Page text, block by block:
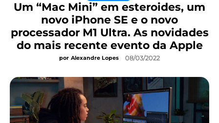
Um “Mac Mini” em esteroides, um
novo iPhone SE e o novo
processador M1 Ultra. As novidades
do mais recente evento da Apple
por Alexandre Lopes 08/03/2022